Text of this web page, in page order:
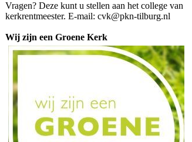
Vragen? Deze kunt u stellen aan het college van
kerkrentmeester. E-mail: cvk@pkn-tilburg.nl
Wij zijn een Groene Kerk